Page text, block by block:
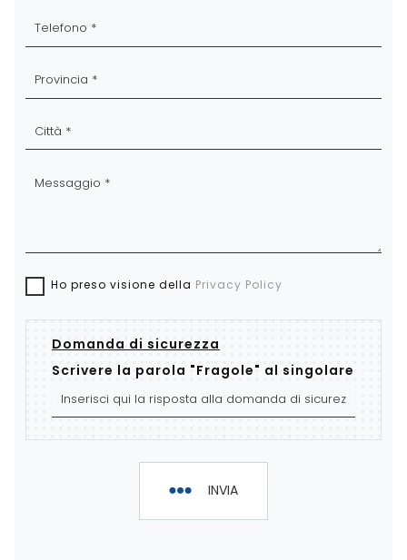
Ho preso visione della Privacy Policy
Domanda di sicurezza
Scrivere la parola "Fragole" al singolare
INVIA